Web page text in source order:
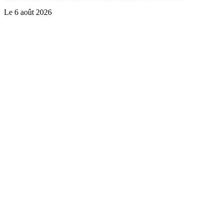
Le 6 août 2026